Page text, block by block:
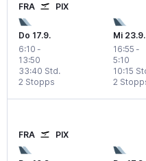
FRA PIX
Do 17.9.
6:10 -
13:50
2 Stopps
33:40 Std.
Mi 23.9.
16:55 -
5:10
2
10:15
FRA PIX